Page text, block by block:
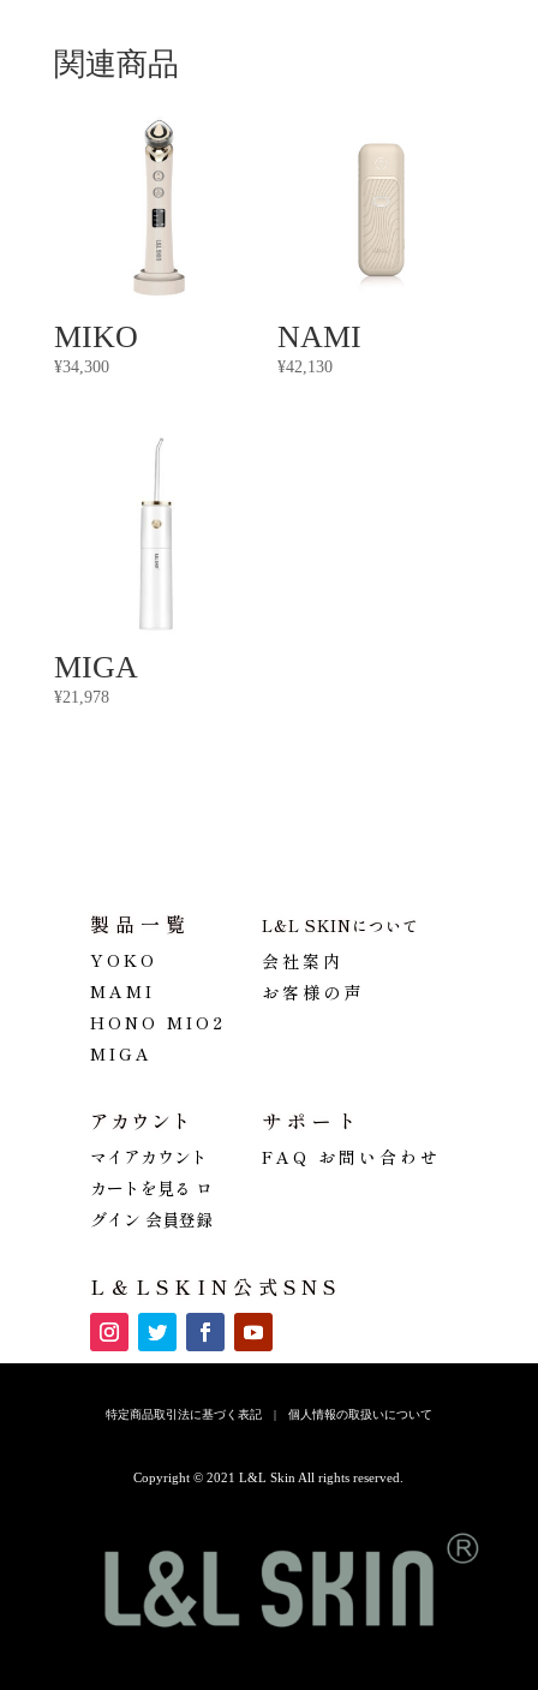
関連商品
MIKO
¥34,300
NAMI
¥42,130
MIGA
¥21,978
製品一覧
YOKO
MAMI
HONO MIO2
MIGA
L&L SKINについて
会社案内
お客様の声
アカウント
マイアカウント
カートを見る ロ
グイン 会員登録
サポート
FAQ お問い合わせ
L＆LSKIN公式SNS
特定商品取引法に基づく表記| 個人情報の取扱いについて
Copyright © 2021 L&L Skin All rights reserved.